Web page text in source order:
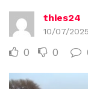
thies24
10/07/
0 0